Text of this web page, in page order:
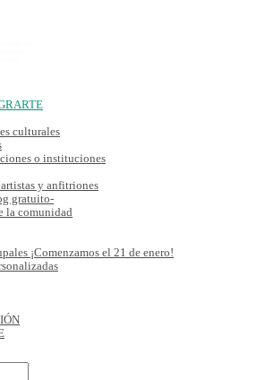
culturales
o instituciones
y anfitriones
gratuito-
la comunidad
¡Comenzamos el 21 de enero!